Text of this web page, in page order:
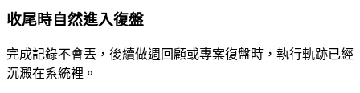
收尾時自然進入復盤
完成記錄不會丟，後續做週回顧或專案復盤時，執行軌跡已經
沉澱在系統裡。